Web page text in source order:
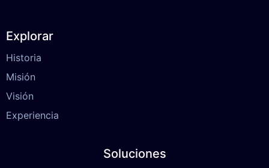
Explorar
​​​​​H​i​s​to​ri​a
Misión
Visión
Experiencia
Soluciones